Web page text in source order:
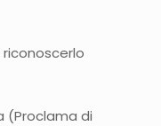
riconoscerlo
(Proclama di